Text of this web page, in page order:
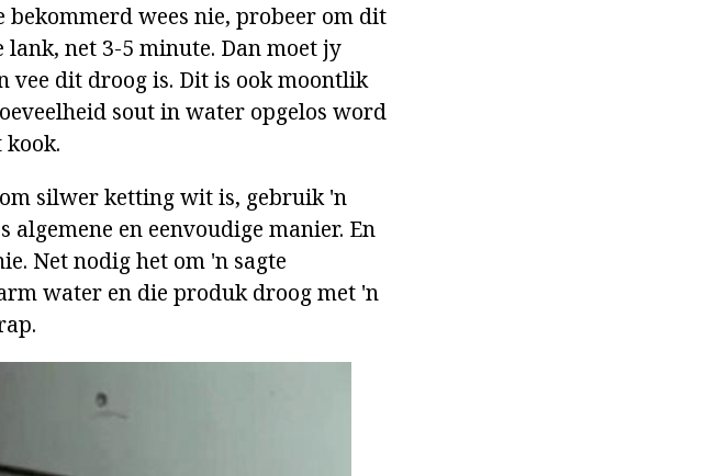
wees nie, probeer om dit
net 3-5 minute. Dan moet jy
vee dit droog is. Dit is ook moontlik
sout in water opgelos word
silwer ketting wit is, gebruik 'n
algemene en eenvoudige manier. En
Net nodig het om 'n sagte
water en die produk droog met 'n